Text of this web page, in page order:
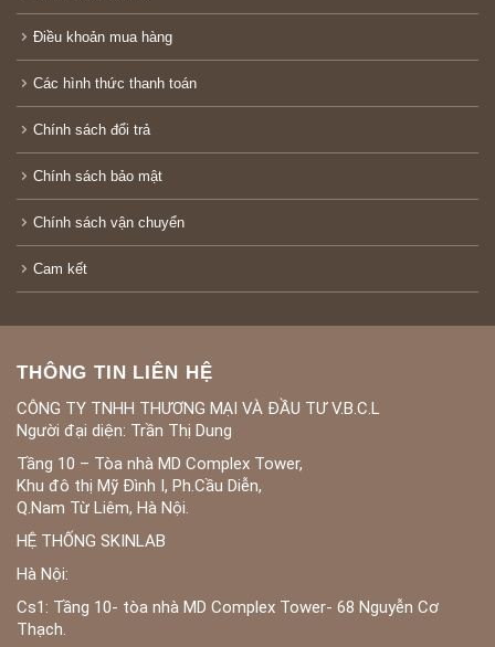
Điều khoản mua hàng
Các hình thức thanh toán
Chính sách đổi trả
Chính sách bảo mật
Chính sách vận chuyển
Cam kết
THÔNG TIN LIÊN HỆ
CÔNG TY TNHH THƯƠNG MẠI VÀ ĐẦU TƯ V.B.C.L
Người đại diện: Trần Thị Dung
Tầng 10 – Tòa nhà MD Complex Tower,
Khu đô thị Mỹ Đình I, Ph.Cầu Diễn,
Q.Nam Từ Liêm, Hà Nội.
HỆ THỐNG SKINLAB
Hà Nội:
Cs1: Tầng 10- tòa nhà MD Complex Tower- 68 Nguyễn Cơ
Thạch.